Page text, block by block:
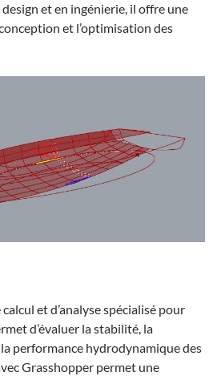
et en ingénierie, il offre une
et l’optimisation des
et d’analyse spécialisé pour
d’évaluer la stabilité, la
performance hydrodynamique des
Grasshopper permet une